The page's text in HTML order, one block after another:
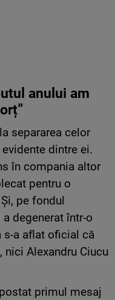
anului am
separarea celor
dintre ei.
în compania altor
pentru o
pe fondul
degenerat într-o
s-a aflat oficial că
nici Alexandru Ciucu
primul mesaj